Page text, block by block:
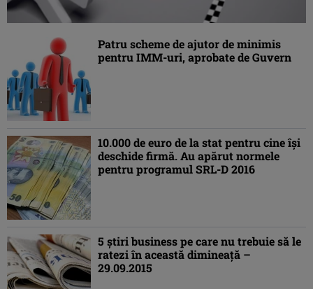
Patru scheme de ajutor de minimis
pentru IMM-uri, aprobate de Guvern
10.000 de euro de la stat pentru cine îşi
deschide firmă. Au apărut normele
pentru programul SRL-D 2016
5 ştiri business pe care nu trebuie să le
ratezi în această dimineaţă –
29.09.2015